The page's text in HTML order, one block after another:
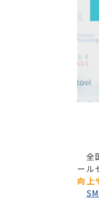
全
ール
向上